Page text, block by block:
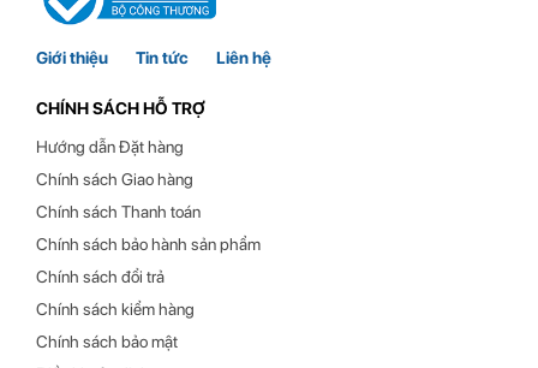
Giới thiệu Tin tức Liên hệ
CHÍNH SÁCH HỖ TRỢ
Hướng dẫn Đặt hàng
Chính sách Giao hàng
Chính sách Thanh toán
Chính sách bảo hành sản phẩm
Chính sách đổi trả
Chính sách kiểm hàng
Chính sách bảo mật